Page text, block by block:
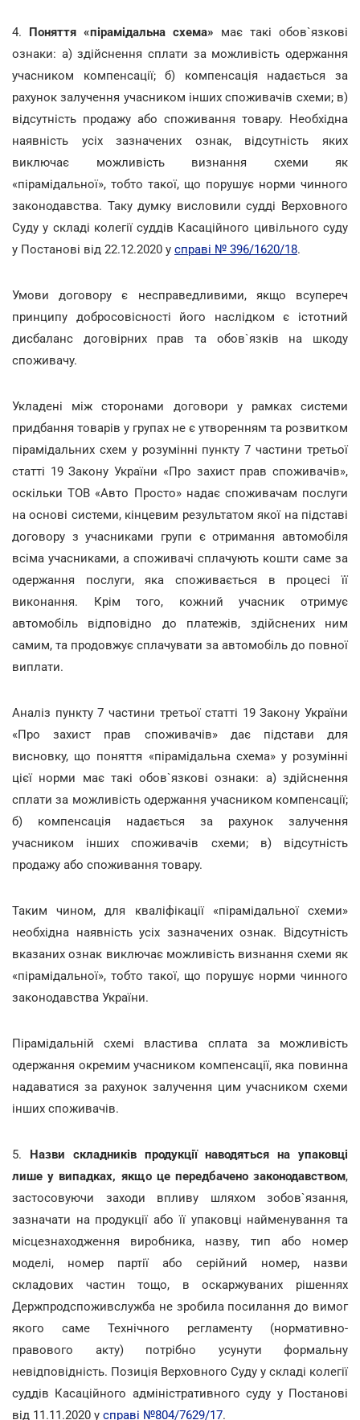
4. Поняття «пірамідальна схема» має такі обов`язкові
ознаки: а) здійснення сплати за можливість одержання
учасником компенсації; б) компенсація надається за
рахунок залучення учасником інших споживачів схеми; в)
відсутність продажу або споживання товару. Необхідна
наявність усіх зазначених ознак, відсутність яких
виключає можливість визнання схеми як
«пірамідальної», тобто такої, що порушує норми чинного
законодавства. Таку думку висловили судді Верховного
Суду у складі колегії суддів Касаційного цивільного суду
у Постанові від 22.12.2020 у справі № 396/1620/18.
Умови договору є несправедливими, якщо всупереч
принципу добросовісності його наслідком є істотний
дисбаланс договірних прав та обов`язків на шкоду
споживачу.
Укладені між сторонами договори у рамках системи
придбання товарів у групах не є утворенням та розвитком
пірамідальних схем у розумінні пункту 7 частини третьої
статті 19 Закону України «Про захист прав споживачів»,
оскільки ТОВ «Авто Просто» надає споживачам послуги
на основі системи, кінцевим результатом якої на підставі
договору з учасниками групи є отримання автомобіля
всіма учасниками, а споживачі сплачують кошти саме за
одержання послуги, яка споживається в процесі її
виконання. Крім того, кожний учасник отримує
автомобіль відповідно до платежів, здійснених ним
самим, та продовжує сплачувати за автомобіль до повної
виплати.
Аналіз пункту 7 частини третьої статті 19 Закону України
«Про захист прав споживачів» дає підстави для
висновку, що поняття «пірамідальна схема» у розумінні
цієї норми має такі обов`язкові ознаки: а) здійснення
сплати за можливість одержання учасником компенсації;
б) компенсація надається за рахунок залучення
учасником інших споживачів схеми; в) відсутність
продажу або споживання товару.
Таким чином, для кваліфікації «пірамідальної схеми»
необхідна наявність усіх зазначених ознак. Відсутність
вказаних ознак виключає можливість визнання схеми як
«пірамідальної», тобто такої, що порушує норми чинного
законодавства України.
Пірамідальній схемі властива сплата за можливість
одержання окремим учасником компенсації, яка повинна
надаватися за рахунок залучення цим учасником схеми
інших споживачів.
5. Назви складників продукції наводяться на упаковці
лише у випадках, якщо це передбачено законодавством,
застосовуючи заходи впливу шляхом зобов`язання,
зазначати на продукції або її упаковці найменування та
місцезнаходження виробника, назву, тип або номер
моделі, номер партії або серійний номер, назви
складових частин тощо, в оскаржуваних рішеннях
Держпродспоживслужба не зробила посилання до вимог
якого саме Технічного регламенту (нормативно-
правового акту) потрібно усунути формальну
невідповідність. Позиція Верховного Суду у складі колегії
суддів Касаційного адміністративного суду у Постанові
від 11.11.2020 у справі №804/7629/17.